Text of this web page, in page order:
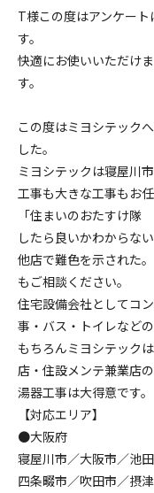
T様この度はアンケー
す。
快適にお使いいただけ
す。
この度はミヨシテック
した。
ミヨシテックは寝屋川
工事も大きな工事もお任
「住まいのおたすけ
したら良いかわからな
他店で難色を示された
もご相談ください。
住宅設備会社としてコ
事・バス・トイレなど
もちろんミヨシテック
店・住設メンテ兼業店
湯器工事は大得意です。
【対応エリア】
●大阪府
寝屋川市／大阪市／池
四条畷市／吹田市／摂